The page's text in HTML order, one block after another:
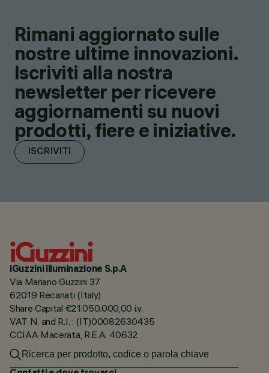
Rimani aggiornato sulle
nostre ultime innovazioni.
Iscriviti alla nostra
newsletter per ricevere
aggiornamenti su nuovi
prodotti, fiere e iniziative.
ISCRIVITI
iGuzzini illuminazione S.p.A
Via Mariano Guzzini 37
62019 Recanati (Italy)
Share Capital €21.050.000,00 i.v.
VAT N. and R.I. : (IT)00082630435
CCIAA Macerata, R.E.A. 40632